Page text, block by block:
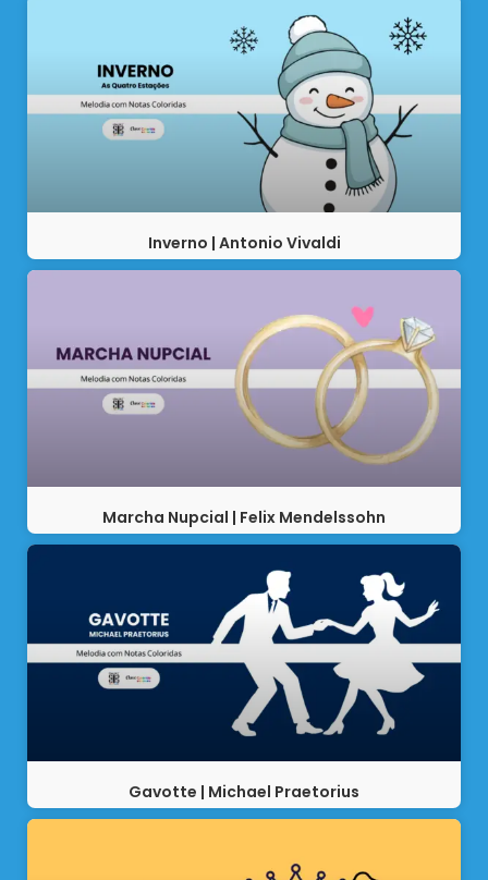
Inverno | Antonio Vivaldi
Marcha Nupcial | Felix Mendelssohn
Gavotte | Michael Praetorius